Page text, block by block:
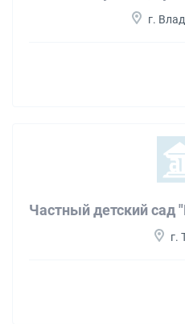
г.
Частный детский сад
г.